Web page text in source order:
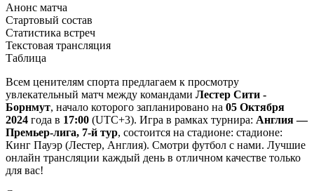
Анонс матча
Стартовый состав
Статистика встреч
Текстовая трансляция
Таблица
Всем ценителям спорта предлагаем к просмотру
увлекательный матч между командами Лестер Сити -
Борнмут, начало которого запланировано на 05 Октября
2024 года в 17:00 (UTC+3). Игра в рамках турнира: Англия —
Премьер-лига, 7-й тур, состоится на стадионе: стадионе:
Кинг Пауэр (Лестер, Англия). Смотри футбол с нами. Лучшие
онлайн трансляции каждый день в отличном качестве только
для вас!